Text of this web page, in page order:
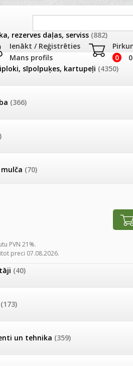
Ienākt / Reģistrēties
Mans profils
0
rezerves daļas, serviss (882)
sīpolpuķes, kartupeļi (4350)
(366)
(70)
(40)
(173)
un tehnika (359)
un
uz
AKCIJAS
frēze + mulčieris +
AKCIJAS komplekts -
AKCIJAS komplekts -
tumši brūns Agro60
PVN 21%.
preci 07.08.2026.